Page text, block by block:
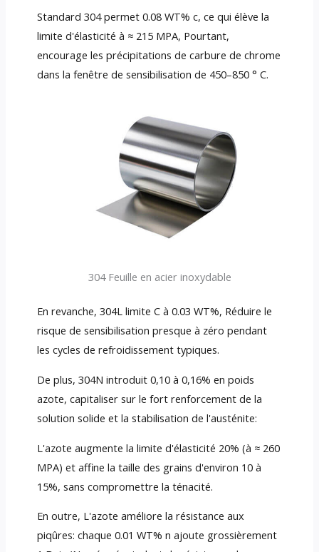
Standard 304 permet 0.08 WT% c, ce qui élève la
limite d'élasticité à ≈ 215 MPA, Pourtant,
encourage les précipitations de carbure de chrome
dans la fenêtre de sensibilisation de 450–850 ° C.
304 Feuille en acier inoxydable
En revanche, 304L limite C à 0.03 WT%, Réduire le
risque de sensibilisation presque à zéro pendant
les cycles de refroidissement typiques.
De plus, 304N introduit 0,10 à 0,16% en poids
azote, capitaliser sur le fort renforcement de la
solution solide et la stabilisation de l'austénite:
L'azote augmente la limite d'élasticité 20% (à ≈ 260
MPA) et affine la taille des grains d'environ 10 à
15%, sans compromettre la ténacité.
En outre, L'azote améliore la résistance aux
piqûres: chaque 0.01 WT% n ajoute grossièrement